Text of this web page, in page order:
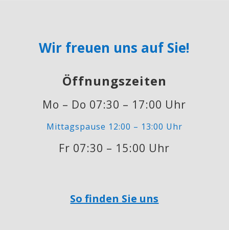
Wir freuen uns auf Sie!
Öffnungszeiten
Mo – Do 07:30 – 17:00 Uhr
Mittagspause 12:00 – 13:00 Uhr
Fr 07:30 – 15:00 Uhr
So finden Sie uns